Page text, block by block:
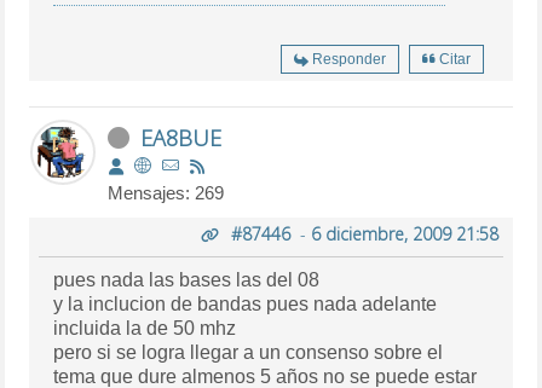
Responder Citar
EA8BUE
Mensajes: 269
#87446- 6 diciembre, 2009 21:58
pues nada las bases las del 08
y la inclucion de bandas pues nada adelante
incluida la de 50 mhz
pero si se logra llegar a un consenso sobre el
tema que dure almenos 5 años no se puede estar